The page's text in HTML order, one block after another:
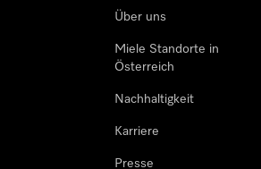
Über uns
Miele Standorte in
Österreich
Nachhaltigkeit
Karriere
Presse